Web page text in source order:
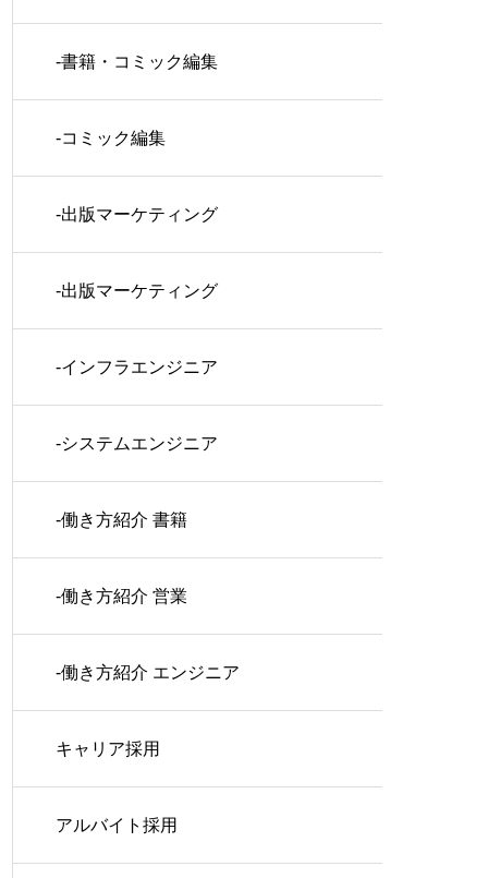
-書籍・コミック編集
-コミック編集
-出版マーケティング
-出版マーケティング
-インフラエンジニア
-システムエンジニア
-働き方紹介 書籍
-働き方紹介 営業
-働き方紹介 エンジニア
キャリア採用
アルバイト採用